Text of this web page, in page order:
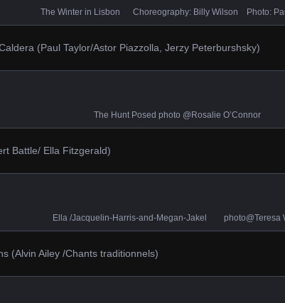
The Winter in Lisbon Choreography: Billy Wilson Photo:
(Paul Taylor/Astor Piazzolla, Jerzy Peterburshsky)
The Hunt Posed photo @Rosalie O’Connor
Battle/ Ella Fitzgerald)
Ella /Jacquelin-Harris-and-Megan-Jakel photo@Teresa
(Alvin Ailey /Chants traditionnels)